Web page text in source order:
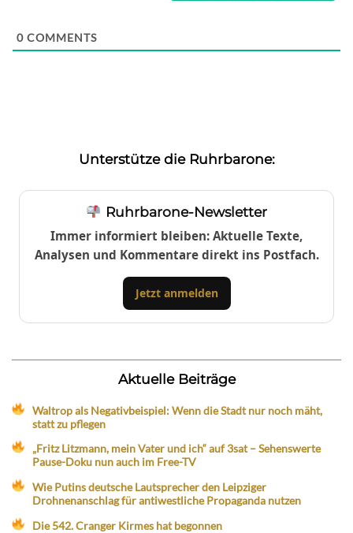
0 COMMENTS
Unterstütze die Ruhrbarone:
Ruhrbarone-Newsletter
Immer informiert bleiben: Aktuelle Texte,
Analysen und Kommentare direkt ins Postfach.
Jetzt anmelden
Aktuelle Beiträge
Waltrop als Negativbeispiel: Wenn die Stadt nur noch mäht,
statt zu pflegen
„Fritz Litzmann, mein Vater und ich“ auf 3sat – Sehenswerte
Pause-Doku nun auch im Free-TV
Wie Putins deutsche Lautsprecher den Leipziger
Drohnenanschlag für antiwestliche Propaganda nutzen
Die 542. Cranger Kirmes hat begonnen